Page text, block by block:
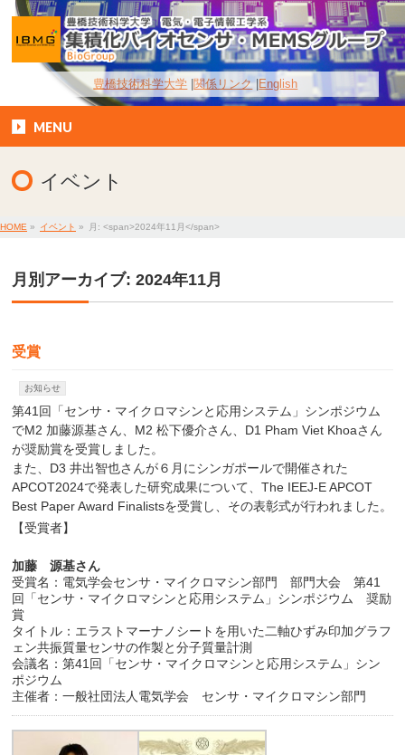
豊橋技術科学大学 関係リンク English
MENU
イベント
HOME » イベント » 月: <span>2024年11月</span>
月別アーカイブ: 2024年11月
受賞
お知らせ
第41回「センサ・マイクロマシンと応用システム」シンポジウム
でM2 加藤源基さん、M2 松下優介さん、D1 Pham Viet Khoaさん
が奨励賞を受賞しました。
また、D3 井出智也さんが６月にシンガポールで開催された
APCOT2024で発表した研究成果について、The IEEJ-E APCOT
Best Paper Award Finalistsを受賞し、その表彰式が行われました。
【受賞者】
加藤 源基さん
受賞名：電気学会センサ・マイクロマシン部門 部門大会 第41
回「センサ・マイクロマシンと応用システム」シンポジウム 奨励
賞
タイトル：エラストマーナノシートを用いた二軸ひずみ印加グラフ
ェン共振質量センサの作製と分子質量計測
会議名：第41回「センサ・マイクロマシンと応用システム」シン
ポジウム
主催者：一般社団法人電気学会 センサ・マイクロマシン部門